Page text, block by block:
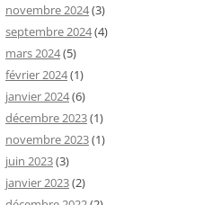
novembre 2024(3)
septembre 2024(4)
mars 2024(5)
février 2024(1)
janvier 2024(6)
décembre 2023(1)
novembre 2023(1)
juin 2023(3)
janvier 2023(2)